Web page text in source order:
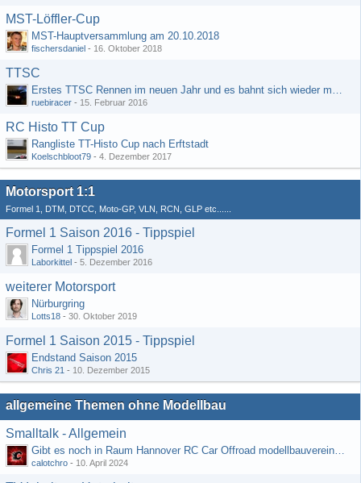
MST-Löffler-Cup
MST-Hauptversammlung am 20.10.2018
fischersdaniel - 16. Oktober 2018
TTSC
Erstes TTSC Rennen im neuen Jahr und es bahnt sich wieder mal eine Rekordteilnehmerzahl an
ruebiracer - 15. Februar 2016
RC Histo TT Cup
Rangliste TT-Histo Cup nach Erftstadt
Koelschbloot79 - 4. Dezember 2017
Motorsport 1:1
Formel 1, DTM, DTCC, Moto-GP, VLN, RCN, GLP etc......
Formel 1 Saison 2016 - Tippspiel
Formel 1 Tippspiel 2016
Laborkittel - 5. Dezember 2016
weiterer Motorsport
Nürburgring
Lotts18 - 30. Oktober 2019
Formel 1 Saison 2015 - Tippspiel
Endstand Saison 2015
Chris 21 - 10. Dezember 2015
allgemeine Themen ohne Modellbau
Smalltalk - Allgemein
Gibt es noch in Raum Hannover RC Car Offroad modellbauvereine, habe selbst schon gegoogelt aber erfolglos
calotchro - 10. April 2024